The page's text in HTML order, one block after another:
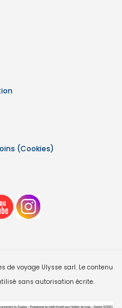
(Cookies)
de voyage Ulysse sarl. Le contenu
sans autorisation écrite.